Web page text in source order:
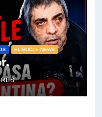
EL BUCLE NEWS